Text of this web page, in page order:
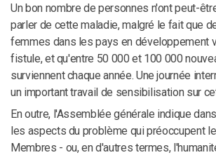
Un bon nombre de personnes n'ont peut-
parler de cette maladie, malgré le fait que
femmes dans les pays en développement
fistule, et qu'entre 50 000 et 100 000
surviennent chaque année. Une journée
un important travail de sensibilisation sur
En outre, l'Assemblée générale indique
les aspects du problème qui préoccupent
Membres - ou, en d'autres termes,